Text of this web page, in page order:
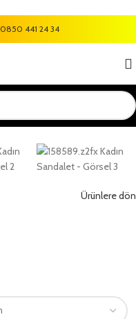
0850 441 24 34
Ürünlere dön